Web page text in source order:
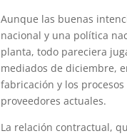
Aunque las buenas
nacional y una política
planta, todo pareciera
mediados de diciembre,
fabricación y los
proveedores actuales.
La relación contractual,